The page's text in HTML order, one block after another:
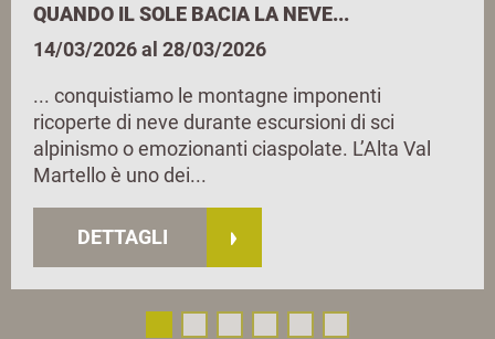
QUANDO IL SOLE BACIA LA NEVE...
14/03/2026 al 28/03/2026
... conquistiamo le montagne imponenti
ricoperte di neve durante escursioni di sci
alpinismo o emozionanti ciaspolate. L’Alta Val
Martello è uno dei...
DETTAGLI